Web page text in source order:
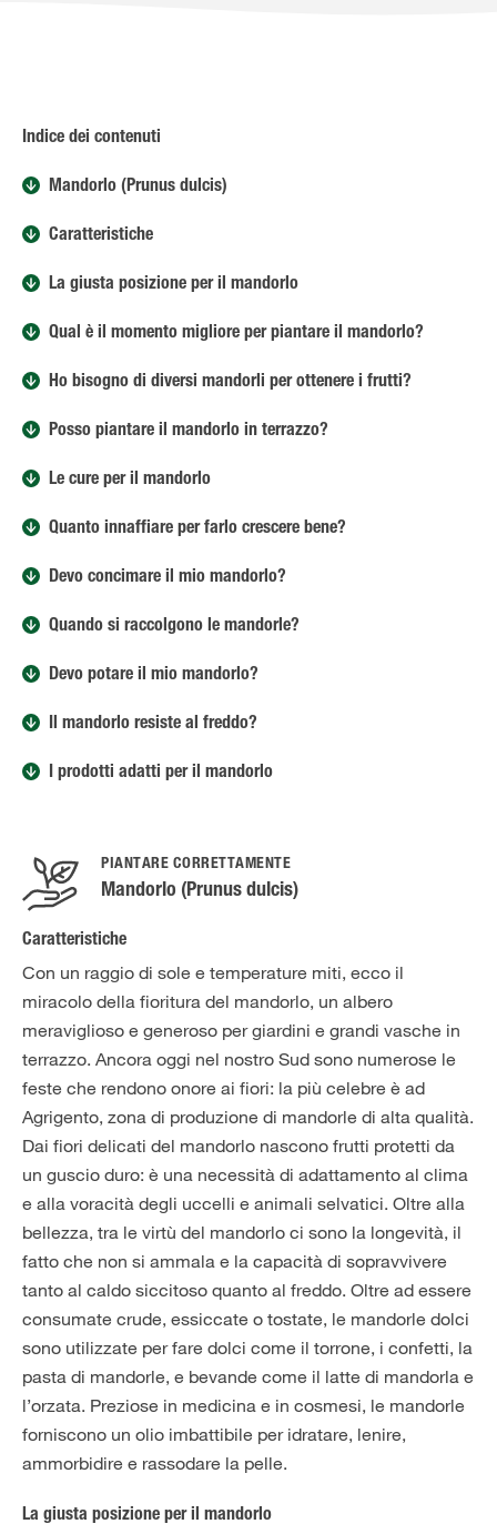
Indice dei contenuti
Mandorlo (Prunus dulcis)
Caratteristiche
La giusta posizione per il mandorlo
Qual è il momento migliore per piantare il mandorlo?
Ho bisogno di diversi mandorli per ottenere i frutti?
Posso piantare il mandorlo in terrazzo?
Le cure per il mandorlo
Quanto innaffiare per farlo crescere bene?
Devo concimare il mio mandorlo?
Quando si raccolgono le mandorle?
Devo potare il mio mandorlo?
Il mandorlo resiste al freddo?
I prodotti adatti per il mandorlo
PIANTARE CORRETTAMENTE
Mandorlo (Prunus dulcis)
Caratteristiche
Con un raggio di sole e temperature miti, ecco il
miracolo della fioritura del mandorlo, un albero
meraviglioso e generoso per giardini e grandi vasche in
terrazzo. Ancora oggi nel nostro Sud sono numerose le
feste che rendono onore ai fiori: la più celebre è ad
Agrigento, zona di produzione di mandorle di alta qualità.
Dai fiori delicati del mandorlo nascono frutti protetti da
un guscio duro: è una necessità di adattamento al clima
e alla voracità degli uccelli e animali selvatici. Oltre alla
bellezza, tra le virtù del mandorlo ci sono la longevità, il
fatto che non si ammala e la capacità di sopravvivere
tanto al caldo siccitoso quanto al freddo. Oltre ad essere
consumate crude, essiccate o tostate, le mandorle dolci
sono utilizzate per fare dolci come il torrone, i confetti, la
pasta di mandorle, e bevande come il latte di mandorla e
l’orzata. Preziose in medicina e in cosmesi, le mandorle
forniscono un olio imbattibile per idratare, lenire,
ammorbidire e rassodare la pelle.
La giusta posizione per il mandorlo